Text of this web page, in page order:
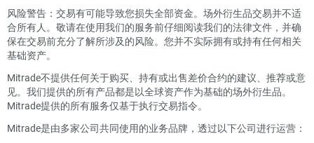
风险警告：交易有可能导致您损失全部资金。场外衍生品交易并不适
合所有人。敬请在使用我们的服务前仔细阅读我们的法律文件，并确
保在交易前充分了解所涉及的风险。您并不实际拥有或持有任何相关
基础资产。
Mitrade不提供任何关于购买、持有或出售差价合约的建议、推荐或意
见。我们提供的所有产品都是以全球资产作为基础的场外衍生品。
Mitrade提供的所有服务仅基于执行交易指令。
Mitrade是由多家公司共同使用的业务品牌，透过以下公司进行运营：